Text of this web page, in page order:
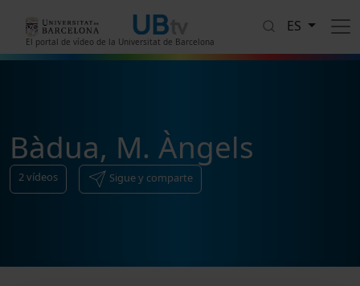
El portal de vídeo de la Universitat de Barcelona
ES
Bàdua, M. Àngels
2vídeos Sigue y comparte